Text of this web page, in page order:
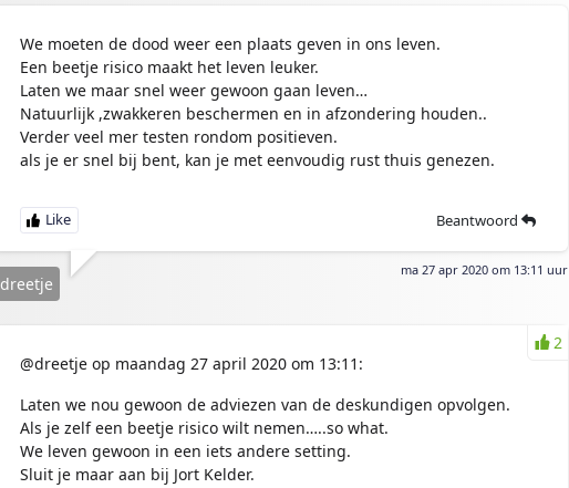
We moeten de dood weer een plaats geven in ons leven.
Een beetje risico maakt het leven leuker.
Laten we maar snel weer gewoon gaan leven…
Natuurlijk ,zwakkeren beschermen en in afzondering houden..
Verder veel mer testen rondom positieven.
als je er snel bij bent, kan je met eenvoudig rust thuis genezen.
Beantwoord
ma 27 apr 2020 om 13:11 uur
dreetje
@dreetje op maandag 27 april 2020 om 13:11:
Laten we nou gewoon de adviezen van de deskundigen opvolgen.
Als je zelf een beetje risico wilt nemen…..so what.
We leven gewoon in een iets andere setting.
Sluit je maar aan bij Jort Kelder.
2